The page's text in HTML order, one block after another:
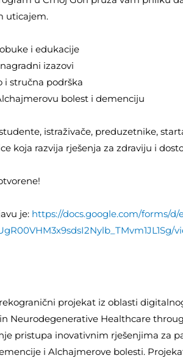
uticajem.
i edukacije
izazovi
i stručna podrška
bolest i demenciju
istraživače, preduzetnike,
koja razvija rješenja za zdraviju i
je: https://docs.google.com/forms/d/
projekat iz oblasti
Neurodegenerative Healthcare
pristupa inovativnim rješenjima za
i Alchajmerove bolesti.